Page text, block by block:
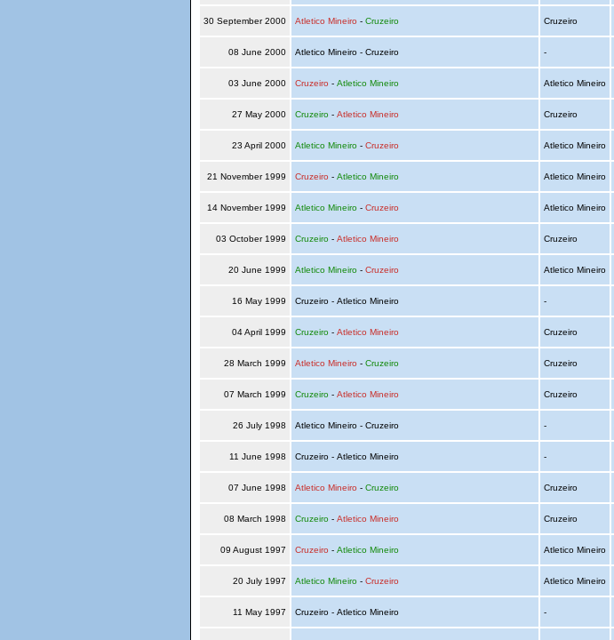
30 September 2000 Atletico Mineiro - Cruzeiro Cruzeiro
08 June 2000 Atletico Mineiro - Cruzeiro -
03 June 2000 Cruzeiro - Atletico Mineiro Atletico Mineiro
27 May 2000 Cruzeiro- Atletico Mineiro Cruzeiro
23 April 2000 Atletico Mineiro- Cruzeiro Atletico Mineiro
21 November 1999 Cruzeiro - Atletico Mineiro Atletico Mineiro
14 November 1999 Atletico Mineiro- Cruzeiro Atletico Mineiro
03 October 1999 Cruzeiro- Atletico Mineiro Cruzeiro
20 June 1999 Atletico Mineiro- Cruzeiro Atletico Mineiro
16 May 1999 Cruzeiro - Atletico Mineiro -
04 April 1999 Cruzeiro- Atletico Mineiro Cruzeiro
28 March 1999 Atletico Mineiro - Cruzeiro Cruzeiro
07 March 1999 Cruzeiro- Atletico Mineiro Cruzeiro
26 July 1998 Atletico Mineiro - Cruzeiro -
11 June 1998 Cruzeiro - Atletico Mineiro -
07 June 1998 Atletico Mineiro - Cruzeiro Cruzeiro
08 March 1998 Cruzeiro- Atletico Mineiro Cruzeiro
09 August 1997 Cruzeiro - Atletico Mineiro Atletico Mineiro
20 July 1997 Atletico Mineiro- Cruzeiro Atletico Mineiro
11 May 1997 Cruzeiro - Atletico Mineiro -